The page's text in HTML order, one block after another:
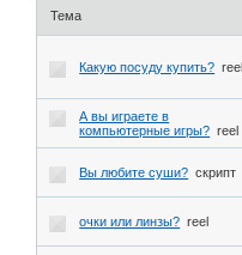
Тема
Какую посуду купить? reel
А вы играете в
компьютерные игры? reel
Вы любите суши? скрипт
очки или линзы? reel